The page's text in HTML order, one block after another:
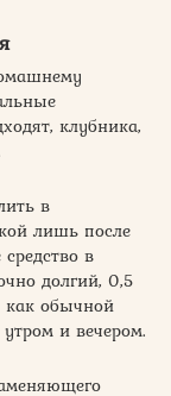
клубника,
в
лишь после
в
долгий, 0,5
как обычной
и вечером.